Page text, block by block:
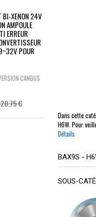
XENON 24V
AMPOULE
ERREUR
POUR
CANBUS
€
Dans cette
H6W. Pour
Détails
BAX9S -
SOUS-